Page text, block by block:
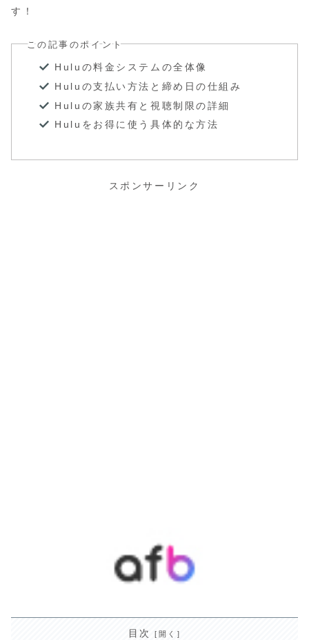
す！
この記事のポイント
Huluの料金システムの全体像
Huluの支払い方法と締め日の仕組み
Huluの家族共有と視聴制限の詳細
Huluをお得に使う具体的な方法
スポンサーリンク
目次